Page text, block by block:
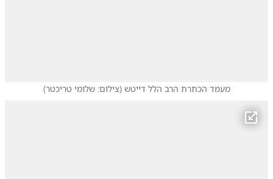
מעמד הכתרת הרב הלל דייטש (צילום: שלומי טריכטר)